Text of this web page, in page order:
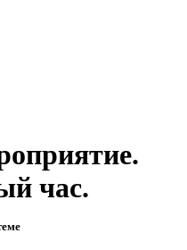
час.